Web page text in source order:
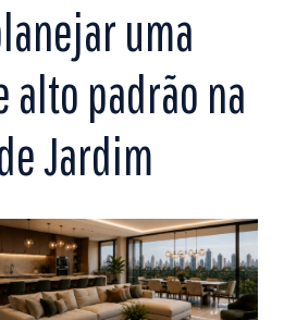
uma
alto padrão na
Jardim